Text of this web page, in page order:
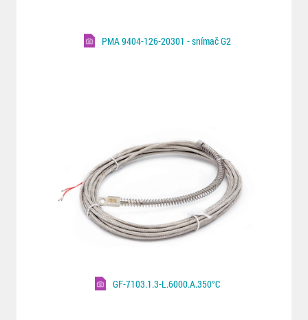
PMA 9404-126-20301 - snímač G2
GF-7103.1.3-L.6000.A.350°C